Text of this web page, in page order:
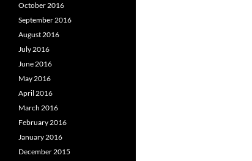
October 2016
September 2016
August 2016
July 2016
June 2016
May 2016
April 2016
March 2016
February 2016
January 2016
December 2015